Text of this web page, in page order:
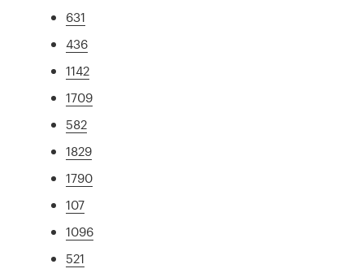
631
436
1142
1709
582
1829
1790
107
1096
521